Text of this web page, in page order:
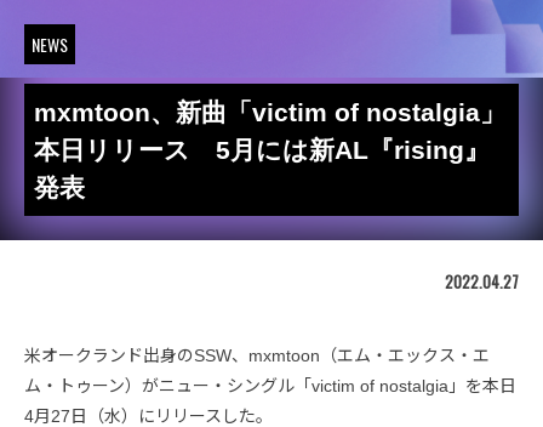
NEWS
mxmtoon、新曲「victim of nostalgia」
本日リリース 5月には新AL『rising』
発表
2022.04.27
米オークランド出身のSSW、mxmtoon（エム・エックス・エ
ム・トゥーン）がニュー・シングル「victim of nostalgia」を本日
4月27日（水）にリリースした。